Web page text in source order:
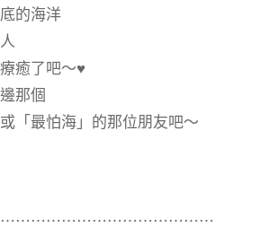
的海洋
癒了吧～♥️
那個
或「最怕海」的那位朋友吧～